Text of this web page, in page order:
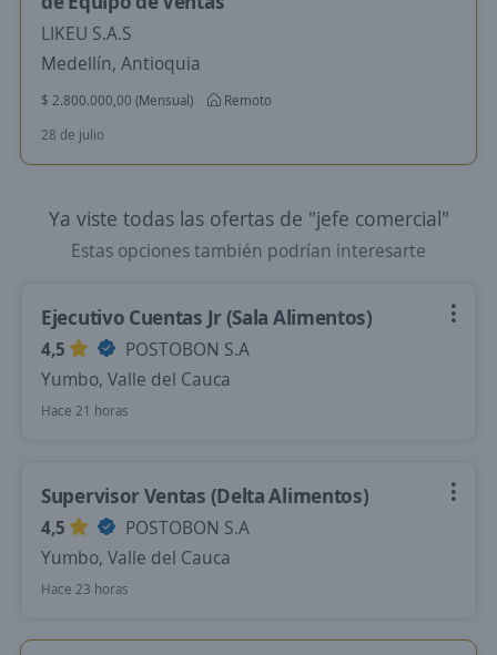
LIKEU S.A.S
Medellín, Antioquia
$ 2.800.000,00 (Mensual)
Remoto
28 de julio
Ya viste todas las ofertas de "jefe comercial"
Estas opciones también podrían interesarte
Ejecutivo Cuentas Jr (Sala Alimentos)
4,5
POSTOBON S.A
Yumbo, Valle del Cauca
Hace 21 horas
Supervisor Ventas (Delta Alimentos)
4,5
POSTOBON S.A
Yumbo, Valle del Cauca
Hace 23 horas